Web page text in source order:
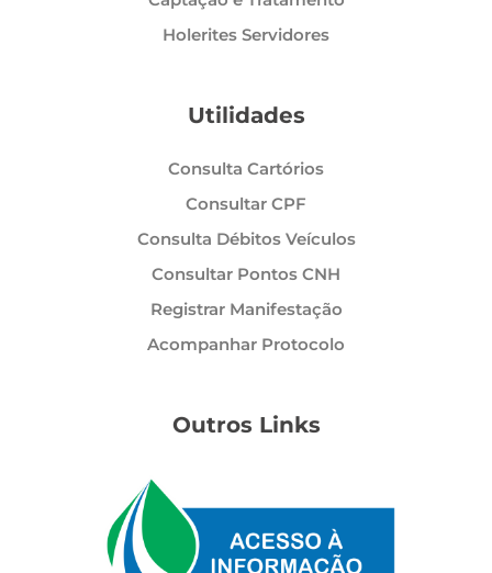
Holerites Servidores
Utilidades
Consulta Cartórios
Consultar CPF
Consulta Débitos Veículos
Consultar Pontos CNH
Registrar Manifestação
Acompanhar Protocolo
Outros Links